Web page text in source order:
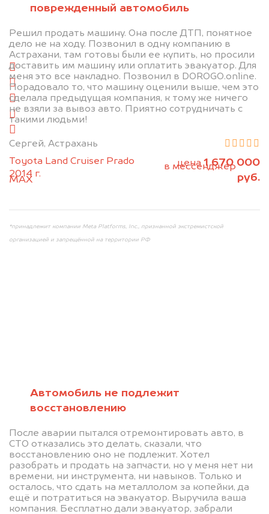
поврежденный автомобиль
Решил продать машину. Она после ДТП, понятное
дело не на ходу. Позвонил в одну компанию в
Астрахани, там готовы были ее купить, но просили
доставить им машину или оплатить эвакуатор. Для
меня это все накладно. Позвонил в DOROGO.online.
Порадовало то, что машину оценили выше, чем это
сделала предыдущая компания, к тому же ничего
не взяли за вывоз авто. Приятно сотрудничать с
такими людьми!
Сергей, Астрахань
Toyota Land Cruiser Prado
2014 г.
цена1 670 000
руб.
Автомобиль не подлежит
восстановлению
После аварии пытался отремонтировать авто, в
СТО отказались это делать, сказали, что
восстановлению оно не подлежит. Хотел
разобрать и продать на запчасти, но у меня нет ни
времени, ни инструмента, ни навыков. Только и
осталось, что сдать на металлолом за копейки, да
ещё и потратиться на эвакуатор. Выручила ваша
компания. Бесплатно дали эвакуатор, забрали
Отправьте фотографии автомобиля — через
1. Сфотографируйте машину:
спереди
сзади
слева
справа
+79584983298 по WhatsApp*, в мессенджер
MAX
*принадлежит компании Meta Platforms, Inc., признанной экстремистской
организацией и запрещённой на территории РФ
БЕСПЛАТНО
разборку.
Мы купим ваше авто на 20.000 руб.
дороже, чем предлагают на
автоаукционах.